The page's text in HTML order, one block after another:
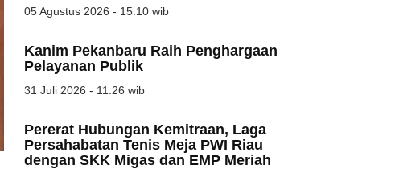
05 Agustus 2026 - 15:10 wib
Kanim Pekanbaru Raih Penghargaan
Pelayanan Publik
31 Juli 2026 - 11:26 wib
Pererat Hubungan Kemitraan, Laga
Persahabatan Tenis Meja PWI Riau
dengan SKK Migas dan EMP Meriah